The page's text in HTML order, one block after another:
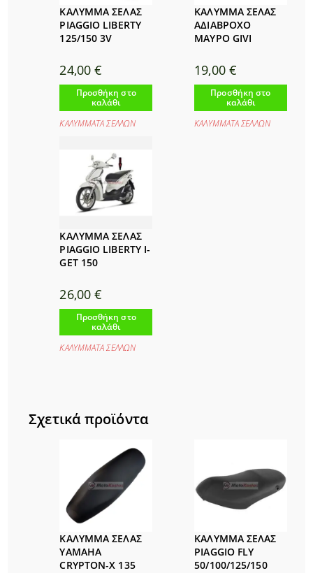
ΚΑΛΥΜΜΑ ΣΕΛΑΣ
PIAGGIO LIBERTY
125/150 3V
24,00€
Προσθήκη στο
καλάθι
ΚΑΛΥΜΜΑΤΑ ΣΕΛΛΩΝ
ΚΑΛΥΜΜΑ ΣΕΛΑΣ
ΑΔΙΑΒΡΟΧΟ
ΜΑΥΡΟ GIVI
19,00 €
Προσθήκη στο
καλάθι
ΚΑΛΥΜΜΑΤΑ ΣΕΛΛΩΝ
ΚΑΛΥΜΜΑ ΣΕΛΑΣ
PIAGGIO LIBERTY I-
GET 150
26,00€
Προσθήκη στο
καλάθι
ΚΑΛΥΜΜΑΤΑ ΣΕΛΛΩΝ
Σχετικά προϊόντα
ΚΑΛΥΜΜΑ ΣΕΛΑΣ
YAMAHA
CRYPTON-X 135
ΚΑΛΥΜΜΑ ΣΕΛΑΣ
PIAGGIO FLY
50/100/125/150